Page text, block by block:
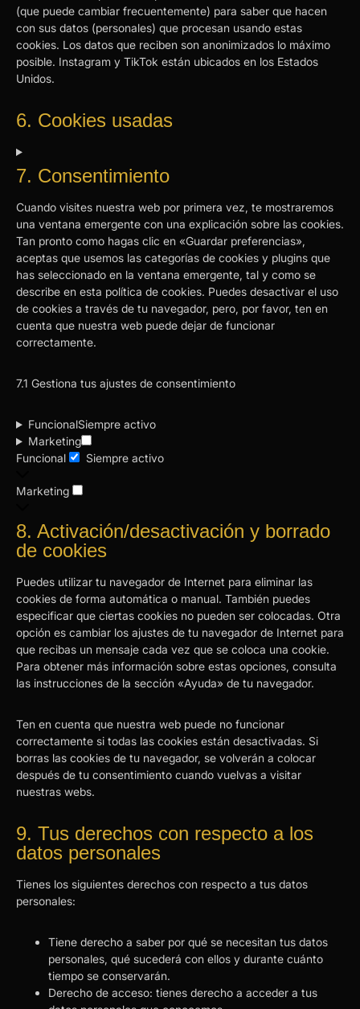
(que puede cambiar frecuentemente) para saber que hacen
con sus datos (personales) que procesan usando estas
cookies. Los datos que reciben son anonimizados lo máximo
posible. Instagram y TikTok están ubicados en los Estados
Unidos.
6. Cookies usadas
7. Consentimiento
Cuando visites nuestra web por primera vez, te mostraremos
una ventana emergente con una explicación sobre las cookies.
Tan pronto como hagas clic en «Guardar preferencias»,
aceptas que usemos las categorías de cookies y plugins que
has seleccionado en la ventana emergente, tal y como se
describe en esta política de cookies. Puedes desactivar el uso
de cookies a través de tu navegador, pero, por favor, ten en
cuenta que nuestra web puede dejar de funcionar
correctamente.
7.1 Gestiona tus ajustes de consentimiento
FuncionalSiempre activo
Marketing
Funcional
Siempre activo
Marketing
8. Activación/desactivación y borrado
de cookies
Puedes utilizar tu navegador de Internet para eliminar las
cookies de forma automática o manual. También puedes
especificar que ciertas cookies no pueden ser colocadas. Otra
opción es cambiar los ajustes de tu navegador de Internet para
que recibas un mensaje cada vez que se coloca una cookie.
Para obtener más información sobre estas opciones, consulta
las instrucciones de la sección «Ayuda» de tu navegador.
Ten en cuenta que nuestra web puede no funcionar
correctamente si todas las cookies están desactivadas. Si
borras las cookies de tu navegador, se volverán a colocar
después de tu consentimiento cuando vuelvas a visitar
nuestras webs.
9. Tus derechos con respecto a los
datos personales
Tienes los siguientes derechos con respecto a tus datos
personales:
Tiene derecho a saber por qué se necesitan tus datos
personales, qué sucederá con ellos y durante cuánto
tiempo se conservarán.
Derecho de acceso: tienes derecho a acceder a tus